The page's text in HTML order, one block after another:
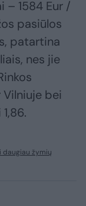
– 1584 Eur /
pasiūlos
patartina
nes jie
bei
daugiau žymių